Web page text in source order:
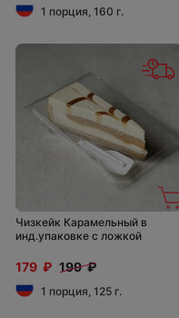
1 порция, 160 г.
Чизкейк Карамельный в
инд.упаковке с ложкой
179 ₽ 199 ₽
1 порция, 125 г.